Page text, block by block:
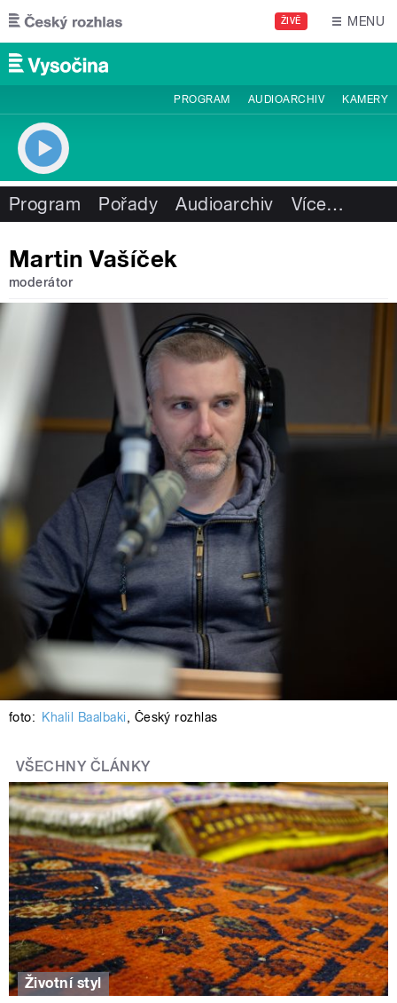
Přejít k hlavnímu obsahu
ŽIVĚ MENU
PROGRAM AUDIOARCHIV KAMERY
Program Pořady Audioarchiv Více…
Martin Vašíček
moderátor
foto: Khalil Baalbaki, Český rozhlas
VŠECHNY ČLÁNKY
Životní styl